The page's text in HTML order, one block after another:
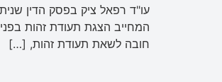
המחייב הצגת תעודת זהות
חובה לשאת תעודת זהות, […]